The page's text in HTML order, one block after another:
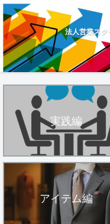
法人営業スク
実践編
アイテム編